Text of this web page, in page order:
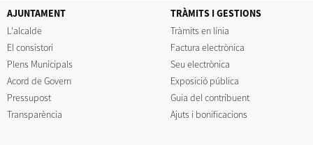
AJUNTAMENT
L'alcalde
El consistori
Plens Municipals
Acord de Govern
Pressupost
Transparència
TRÀMITS I GESTIONS
Tràmits en línia
Factura electrònica
Seu electrònica
Exposició pública
Guia del contribuent
Ajuts i bonificacions